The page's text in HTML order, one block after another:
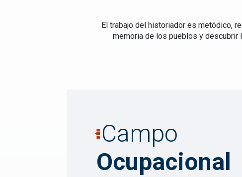
El trabajo del historiador es metódico,
memoria de los pueblos y descubrir
Campo
Ocupacional